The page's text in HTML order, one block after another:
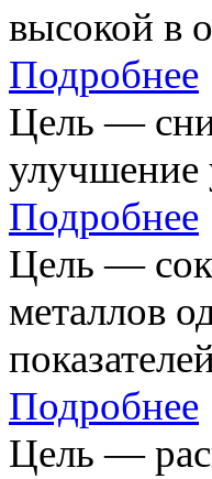
высокой в
Подробнее
Цель —
улучшение
Подробнее
Цель —
металлов
Подробнее
Цель —